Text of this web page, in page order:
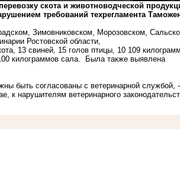
скота и животноводческой
требований техрегламента
Зимовниковском, Морозовском,
Ростовской области,
13 свиней, 15 голов птицы, 10 109
килограммов сала. Была также выявлена
быть согласованы с ветеринарной службой, -
к нарушителям ветеринарного